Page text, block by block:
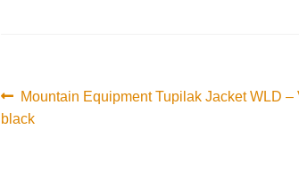
Innleggsnavigasjon
Forrige
innlegg:
Mountain Equipment Tupilak Jacket WLD –
black